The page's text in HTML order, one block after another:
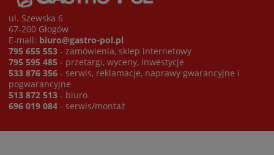
ul. Szewska 6
67-200 Głogów
E-mail: biuro@gastro-pol.pl
795 655 553 - zamówienia, sklep internetowy
795 595 485 - przetargi, wyceny, inwestycje
533 876 356 - serwis, reklamacje, naprawy gwarancyjne i
pogwarancyjne
513 872 513 - biuro
696 019 084 - serwis/montaż